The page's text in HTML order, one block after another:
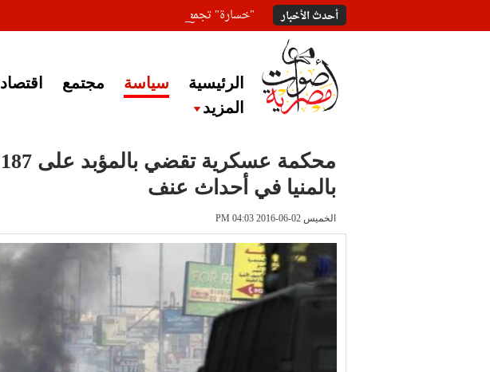
أحدث الأخبار "خسارة" تجمع المعلقين على خبر إغلاق أصوات مصرية
الرئيسية سياسة مجتمع اقتصاد
المزيد
بالمنيا في أحداث عنف
الخميس 02-06-2016 PM 04:03